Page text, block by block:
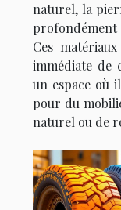
naturel, la
profondément
Ces
immédiate de
un espace où
pour du
naturel ou de